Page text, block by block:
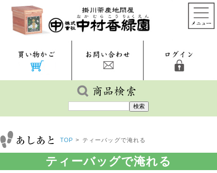
TOP > ティーバッグで淹れる
ティーバッグで淹れる